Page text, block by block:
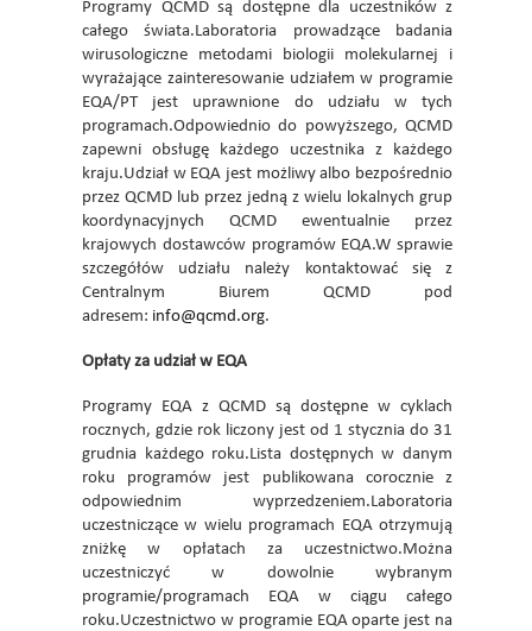
Programy QCMD są dostępne dla uczestników z
całego świata.Laboratoria prowadzące badania
wirusologiczne metodami biologii molekularnej i
wyrażające zainteresowanie udziałem w programie
EQA/PT jest uprawnione do udziału w tych
programach.Odpowiednio do powyższego, QCMD
zapewni obsługę każdego uczestnika z każdego
kraju.Udział w EQA jest możliwy albo bezpośrednio
przez QCMD lub przez jedną z wielu lokalnych grup
koordynacyjnych QCMD ewentualnie przez
krajowych dostawców programów EQA.W sprawie
szczegółów udziału należy kontaktować się z
Centralnym Biurem QCMD pod
adresem: info@qcmd.org.
Opłaty za udział w EQA
Programy EQA z QCMD są dostępne w cyklach
rocznych, gdzie rok liczony jest od 1 stycznia do 31
grudnia każdego roku.Lista dostępnych w danym
roku programów jest publikowana corocznie z
odpowiednim wyprzedzeniem.Laboratoria
uczestniczące w wielu programach EQA otrzymują
zniżkę w opłatach za uczestnictwo.Można
uczestniczyć w dowolnie wybranym
programie/programach EQA w ciągu całego
roku.Uczestnictwo w programie EQA oparte jest na